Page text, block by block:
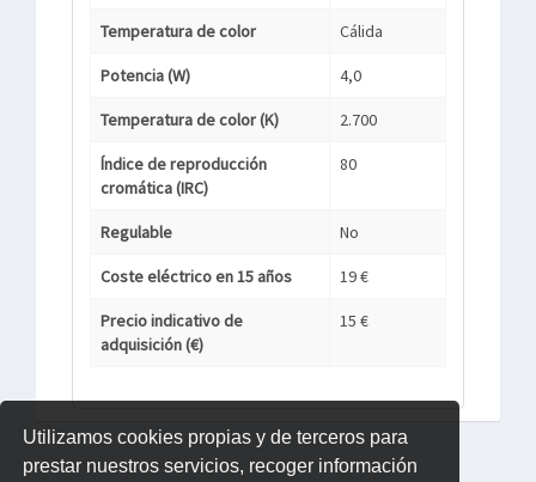
Utilizamos cookies propias y de terceros para
prestar nuestros servicios, recoger información
Temperatura de color Cálida
Potencia (W) 4,0
Temperatura de color (K) 2.700
Índice de reproducción
cromática (IRC)
80
Regulable No
Coste eléctrico en 15 años 19 €
Precio indicativo de
adquisición (€)
15 €